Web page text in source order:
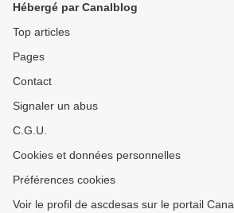
Hébergé par Canalblog
Top articles
Pages
Contact
Signaler un abus
C.G.U.
Cookies et données personnelles
Préférences cookies
Voir le profil de ascdesas sur le portail